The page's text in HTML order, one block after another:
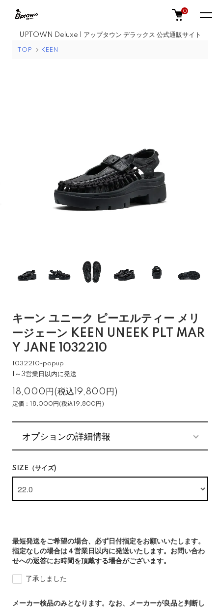
UPTOWN Deluxe | アップタウン デラックス 公式通販サイト
0
TOP KEEN
キーン ユニーク ピーエルティー メリ
ージェーン KEEN UNEEK PLT MAR
Y JANE 1032210
1032210-popup
1～3営業日以内に発送
18,000円(税込19,800円)
定価：18,000円(税込19,800円)
オプションの詳細情報
SIZE（サイズ)
最短発送をご希望の場合、必ず日付指定をお願いいたします。
指定なしの場合は４営業日以内に発送いたします。お問い合わ
せへの返答にお時間を頂戴する場合がございます。
了承しました
メーカー検品のみとなります。なお、メーカーが良品と判断し